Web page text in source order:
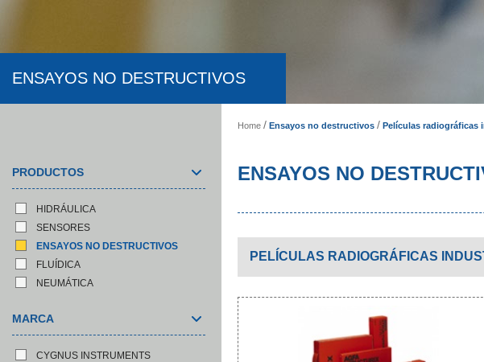
ENSAYOS NO DESTRUCTIVOS
PRODUCTOS
HIDRÁULICA
SENSORES
ENSAYOS NO DESTRUCTIVOS
FLUÍDICA
NEUMÁTICA
MARCA
CYGNUS INSTRUMENTS
Home Ensayos no destructivos Películas radiográficas
ENSAYOS NO
PELÍCULAS RADIOGRÁFICAS